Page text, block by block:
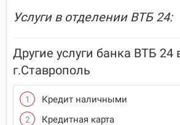
Услуги в отделении ВТБ 24:
Другие услуги банка ВТБ 24
г.Ставрополь
Кредит наличными
Кредитная карта